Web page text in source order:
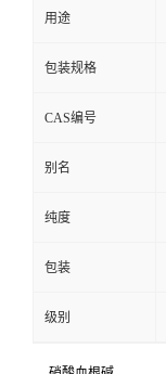
用途
包装规格
CAS编号
别名
纯度
包装
级别